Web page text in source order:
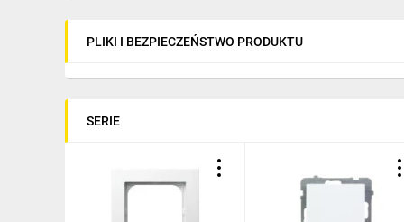
PLIKI I BEZPIECZEŃSTWO PRODUKTU
SERIE